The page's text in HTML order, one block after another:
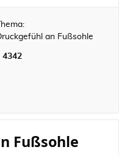
Thema:
an Fußsohle
4342
Fußsohle